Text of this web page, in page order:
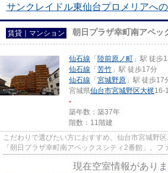
サンクレイドル東仙台プロメリアへ
賃貸｜マンション 朝日プラザ幸町南アペッ
仙石線 「 陸前原ノ町 」駅 徒歩
仙石線 「 苦竹 」駅 徒歩17分
仙石線 「 宮城野原 」駅 徒歩17
宮城県仙台市宮城野区大梶16-
-
築年数：築37年
階数：11階建
こだわりで選びたい方におすすめ。仙台市宮城野
「朝日プラザ幸町南アペックスシティ2番館」。
現在空室情報がありま